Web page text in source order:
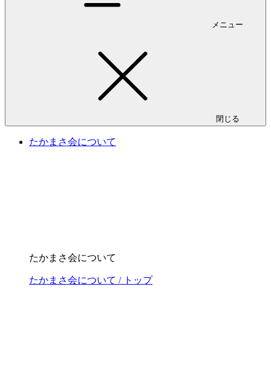
メニュー
閉じる
たかまさ会について
たかまさ会について
たかまさ会について / トップ